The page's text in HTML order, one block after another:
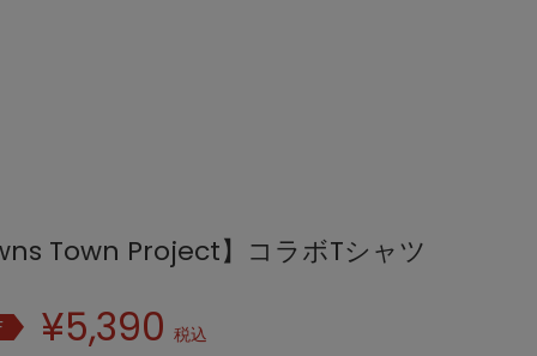
Town Project】コラボTシャツ
¥5,390 税込